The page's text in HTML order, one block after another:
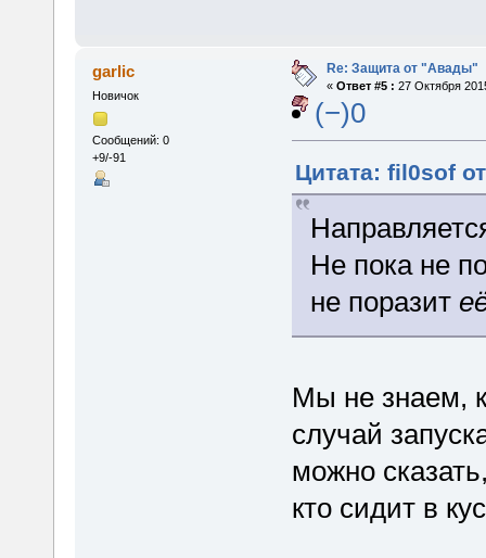
garlic
Новичок
Сообщений: 0
+9/-91
Re: Защита от "Авады"
« Ответ #5 : 27 Октября
(−)0
Цитата: fil0sof
Не пока не
не поразит
Мы не знаем,
случай
можно
кто сидит в